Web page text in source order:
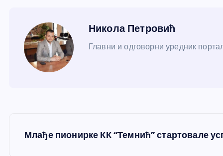
Никола Петровић
Главни и одговорни уредник
Млађе пионирке КК “Темнић” стартовале